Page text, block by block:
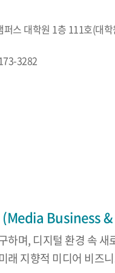
퍼스 대학원 1층 111호(대
3282
(Media Business
하며, 디지털 환경 속
래 지향적 미디어 비즈